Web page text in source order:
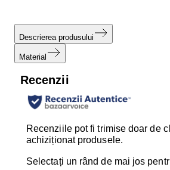
Descrierea produsului
Material
Recenzii
Recenziile pot fi trimise doar de
achiziționat produsele.
Selectați un rând de mai jos